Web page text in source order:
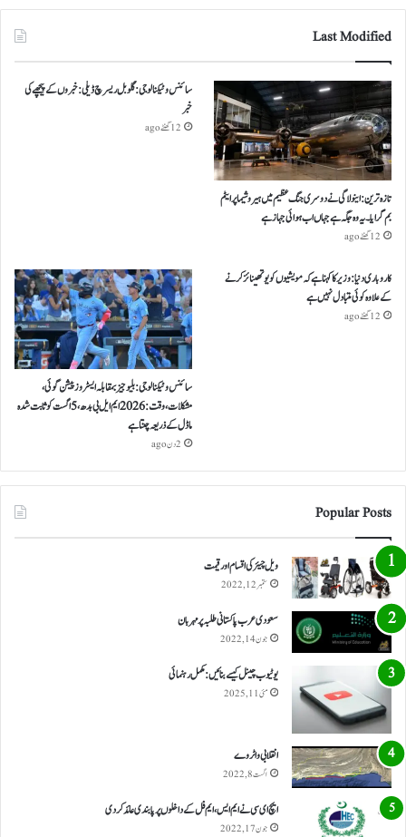
Last Modified
تازہ ترین: اینولا گی نے دوسری جنگ عظیم میں ہیروشیما پر ایٹم
بم گرایا ۔ یہ وہ جگہ ہے جہاں اب ہوائی جہاز ہے
12 گھنٹے ago
سائنس و ٹیکنالوجی: گلوبل ریسرچ ڈیلی: خبروں کے پیچھے کی
خبر
12 گھنٹے ago
کاروباری دنیا: وزیر کا کہنا ہے کہ مویشیوں کو یوتھینائز کرنے
کے علاوہ کوئی متبادل نہیں ہے
12 گھنٹے ago
سائنس و ٹیکنالوجی: بلیو جیز بمقابلہ ایسٹروز پیشن گوئی،
مشکلات، وقت: 2026 ایم ایل بی بدھ، 5 اگست کو ثابت شدہ
ماڈل کے ذریعہ چنتا ہے
2 دن ago
Popular Posts
ویل چیئر کی اقسام اور قیمت
ستمبر 12, 2022
سعودی عرب پاکستانی طلبہ پر مہربان
جون 14, 2022
یوٹیوب چینل کیسے بنائیں: مکمل رہنمائی
مئی 11, 2025
انقلابی واٹر وے
اگست 8, 2022
ایچ ای سی نے ایم ایس، ایم فل کے داخلوں پر پابندی عائد کر دی
جون 17, 2022